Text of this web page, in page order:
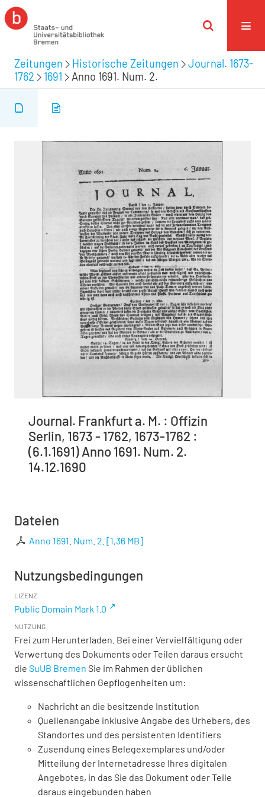
Zeitungen Historische Zeitungen
Journal. 1673-
1762
1691 Anno 1691. Num. 2.
Journal. Frankfurt a. M. : Offizin
Serlin, 1673 - 1762, 1673-1762 :
(6.1.1691) Anno 1691. Num. 2.
14.12.1690
Dateien
Anno 1691. Num. 2. [1,36 MB]
Nutzungsbedingungen
LIZENZ
Public Domain Mark 1.0
NUTZUNG
Frei zum Herunterladen. Bei einer Vervielfältigung oder
Verwertung des Dokuments oder Teilen daraus ersucht
die SuUB Bremen Sie im Rahmen der üblichen
wissenschaftlichen Gepflogenheiten um:
Nachricht an die besitzende Institution
Quellenangabe inklusive Angabe des Urhebers, des
Standortes und des persistenten Identifiers
Zusendung eines Belegexemplares und/oder
Mitteilung der Internetadresse Ihres digitalen
Angebotes, in das Sie das Dokument oder Teile
daraus eingebunden haben